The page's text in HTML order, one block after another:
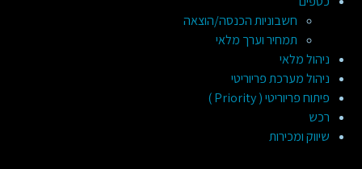
חשבוניות הכנסה/הוצאה
תמחיר וערך מלאי
ניהול מלאי
ניהול מערכת פריוריטי
פיתוח פריוריטי ( Priority )
רכש
שיווק ומכירות